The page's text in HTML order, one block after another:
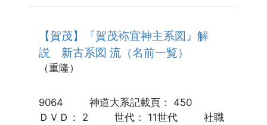
【賀茂】『賀茂袮宜神主系図』解
説 新古系図 流（名前一覧）
（重隆）
9064 神道大系記載頁： 450
ＤＶＤ： 2 世代： 11世代 社職